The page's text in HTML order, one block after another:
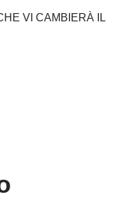
VI CAMBIERÀ IL